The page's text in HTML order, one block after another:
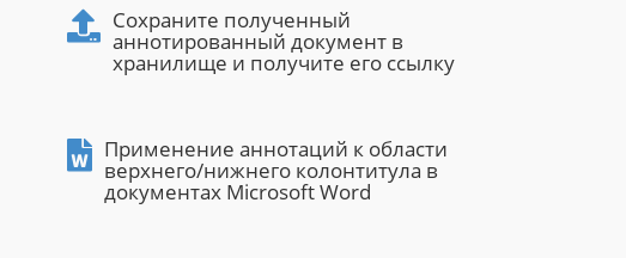
Сохраните полученный
аннотированный документ в
хранилище и получите его ссылку
Применение аннотаций к области
верхнего/нижнего колонтитула в
документах Microsoft Word